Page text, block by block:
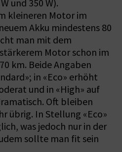
und 350 W).
kleineren Motor im
Akku mindestens 80
man mit dem
Motor schon im
km. Beide Angaben
in «Eco» erhöht
und in «High» auf
Oft bleiben
übrig. In Stellung «Eco»
was jedoch nur in der
sollte man fit sein